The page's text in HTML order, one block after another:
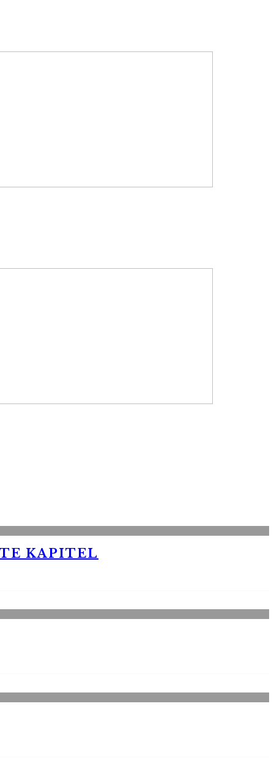
KAPITEL